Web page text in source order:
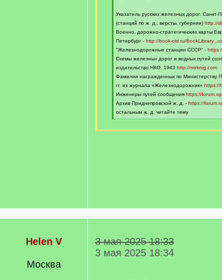
Указатель русских железных дорог.
(станций по ж. д., версты, губернии) http://
Военно, дорожно-стратегические карты
Петербург - http://book-old.ru/
"Железнодорожные станции СССР" -
Схемы железных дорог и водных путей
издательство НКО, 1943 http://mirknig.com
Фамилии награжденных по Министерству
гг. из журнала «Железнодорожник» https://
Инженеры путей сообщения https://
Архив Приднепровской ж. д. - https://
остальным ж. д. читайте тему
[
/
Helen V
Москва
3 мая 2025 18:33
3 мая 2025 18:34